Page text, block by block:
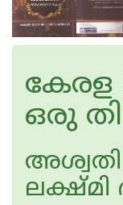
ഒരു
അശ്വതി
ലക്ഷ്മി